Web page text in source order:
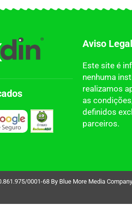
Aviso Legal
Este site é
nenhuma
realizamos
as
definidos
parceiros.
0001-68 By Blue More Media